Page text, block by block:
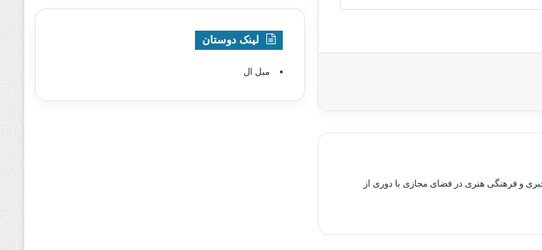
مطالب خبری و فرهنگی هنری در فضای مجازی با دوری از
لینک دوستان
مبل ال